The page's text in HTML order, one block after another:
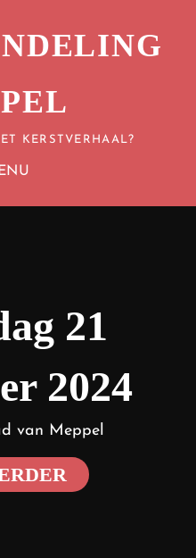
KERSTVERHAAL?
21
2024
van Meppel
ZATERDAG